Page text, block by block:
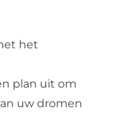
het
plan uit om
uw dromen